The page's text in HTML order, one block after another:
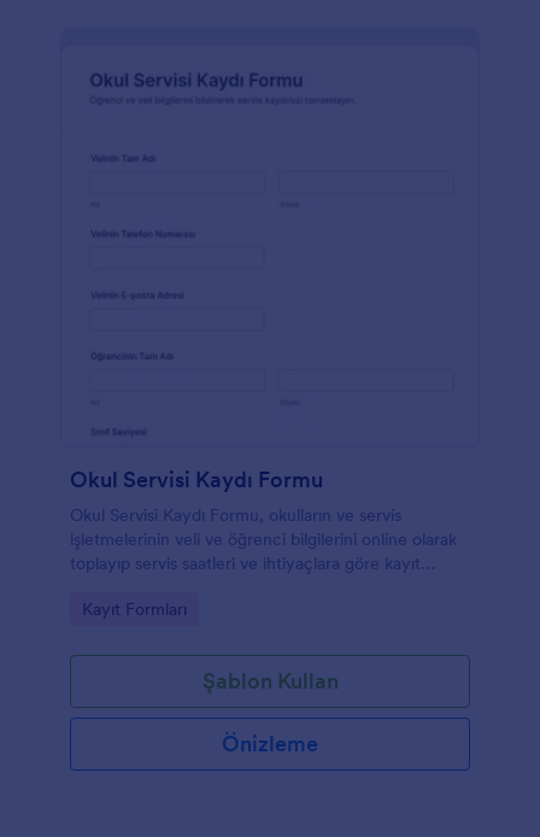
Okul Servisi Kaydı Formu
Okul Servisi Kaydı Formu, okulların ve servis
işletmelerinin veli ve öğrenci bilgilerini online olarak
toplayıp servis saatleri ve ihtiyaçlara göre kayıt
Go to Category:
Kayıt Formları
Şablon Kullan
Önizleme